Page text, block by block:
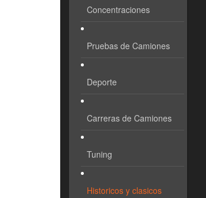
Concentraciones
Pruebas de Camiones
Deporte
Carreras de Camiones
Tuning
Historicos y clasicos